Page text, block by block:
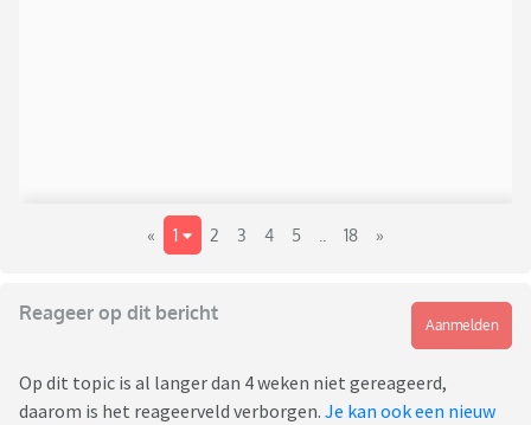
« 1 2 3 4 5 18 »
Reageer op dit bericht
Aanmelden
Op dit topic is al langer dan 4 weken niet gereageerd,
daarom is het reageerveld verborgen. Je kan ook een nieuw